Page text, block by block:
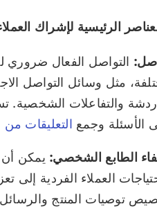
الرئيسية لإشراك
التواصل الفعال ضروري
مثل وسائل التواصل
والتفاعلات الشخصية.
الأسئلة وجمع التعليقات من
الطابع الشخصي: يمكن أن
العملاء الفردية
توصيات المنتج والرسائل